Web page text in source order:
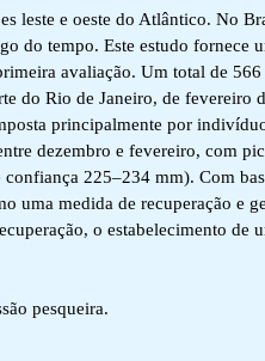
leste e oeste do Atlântico. No
do tempo. Este estudo fornece
avaliação. Um total de
do Rio de Janeiro, de fevereiro
principalmente por
dezembro e fevereiro, com
225–234 mm). Com
medida de recuperação e
o estabelecimento de
pesqueira.